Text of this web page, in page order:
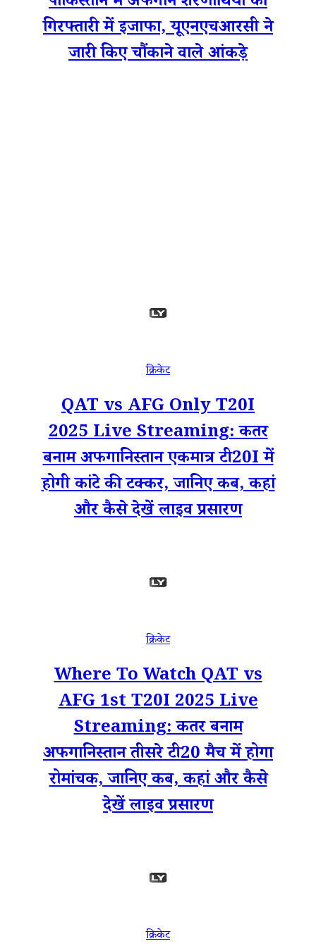
गिरफ्तारी में इजाफा, यूएनएचआरसी ने
जारी किए चौंकाने वाले आंकड़े
क्रिकेट
QAT vs AFG Only T20I
2025 Live Streaming: कतर
बनाम अफगानिस्तान एकमात्र टी20I में
होगी कांटे की टक्कर, जानिए कब, कहां
और कैसे देखें लाइव प्रसारण
क्रिकेट
Where To Watch QAT vs
AFG 1st T20I 2025 Live
Streaming: कतर बनाम
अफगानिस्तान तीसरे टी20 मैच में होगा
रोमांचक, जानिए कब, कहां और कैसे
देखें लाइव प्रसारण
क्रिकेट